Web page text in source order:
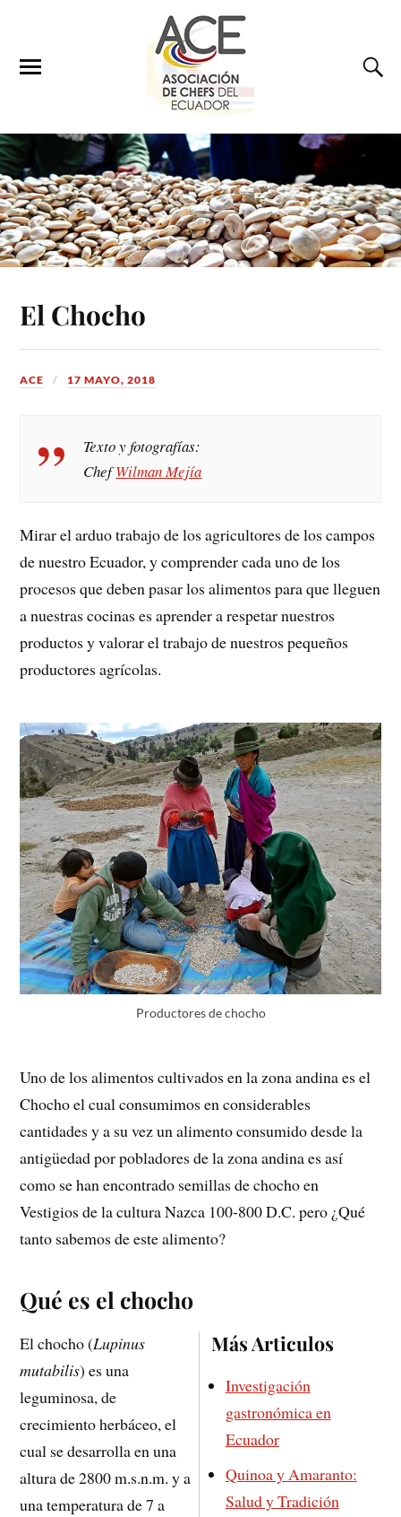
El Chocho
ACE 17 MAYO, 2018
Texto y fotografías:
ChefWilman Mejía
Mirar el arduo trabajo de los agricultores de los campos
de nuestro Ecuador, y comprender cada uno de los
procesos que deben pasar los alimentos para que lleguen
a nuestras cocinas es aprender a respetar nuestros
productos y valorar el trabajo de nuestros pequeños
productores agrícolas.
Productores de chocho
Uno de los alimentos cultivados en la zona andina es el
Chocho el cual consumimos en considerables
cantidades y a su vez un alimento consumido desde la
antigüedad por pobladores de la zona andina es así
como se han encontrado semillas de chocho en
Vestigios de la cultura Nazca 100-800 D.C. pero ¿Qué
tanto sabemos de este alimento?
Qué es el chocho
Más Articulos
Investigación
gastronómica en
Ecuador
Quinoa y Amaranto:
Salud y Tradición
El chocho (Lupinus
mutabilis) es una
leguminosa, de
crecimiento herbáceo, el
cual se desarrolla en una
altura de 2800 m.s.n.m. y a
una temperatura de 7 a